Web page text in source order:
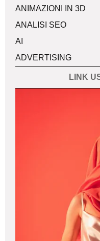
ANIMAZIONI IN 3D
ANALISI SEO
AI
ADVERTISING
LINK